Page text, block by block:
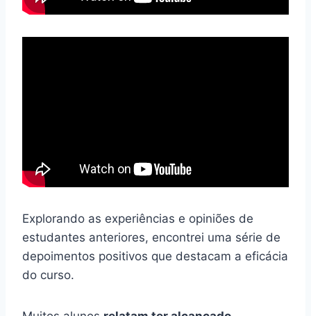
Explorando as experiências e opiniões de
estudantes anteriores, encontrei uma série de
depoimentos positivos que destacam a eficácia
do curso.